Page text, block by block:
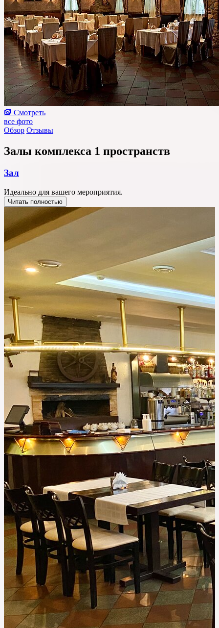
Смотреть
все фото
Обзор Отзывы
Залы комплекса 1 пространств
Зал
Идеально для вашего мероприятия.
Читать полностью